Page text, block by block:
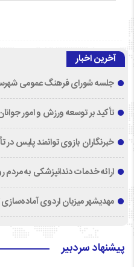
آخرین اخبار
جلسه شورای فرهنگ عمومی
تأکید بر توسعه ورزش و امور
خبرنگاران بازوی توانمند پلیس
ارائه خدمات دندانپزشکی به
مهدیشهر میزبان اردوی
پیشنهاد سردبیر